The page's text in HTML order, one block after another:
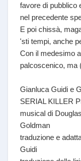
favore di pubblico
nel precedente
E poi chissà,
'sti tempi, anche
Con il medesimo
palcoscenico, ma
Gianluca Guidi e
SERIAL KILLER
musical di
Goldman
traduzione e
Guidi